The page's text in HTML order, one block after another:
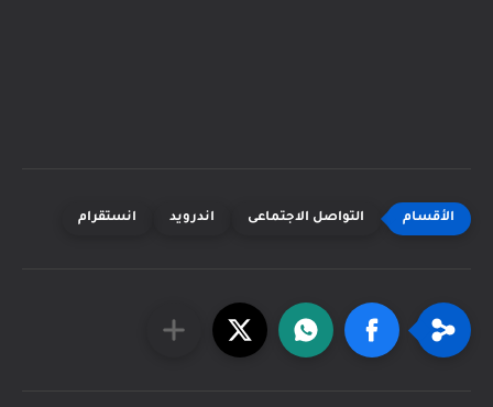
التواصل الاجتماعى اندرويد انستقرام